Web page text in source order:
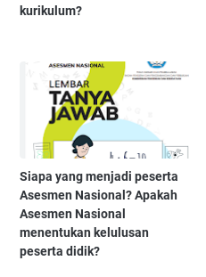
kurikulum?
Siapa yang menjadi peserta
Asesmen Nasional? Apakah
Asesmen Nasional
menentukan kelulusan
peserta didik?